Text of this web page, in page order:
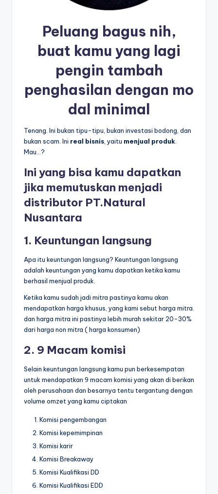
Peluang bagus nih,
buat kamu yang lagi
pengin tambah
penghasilan dengan mo
dal minimal
Tenang. Ini bukan tipu-tipu, bukan investasi bodong, dan
bukan scam. Ini real bisnis , yaitu menjual produk
Mau…?
Ini yang bisa kamu dapatkan
jika memutuskan menjadi
distributor PT.Natural
Nusantara
1. Keuntungan langsung
Apa itu keuntungan langsung? Keuntungan langsung
adalah keuntungan yang kamu dapatkan ketika kamu
berhasil menjual produk.
Ketika kamu sudah jadi mitra pastinya kamu akan
mendapatkan harga khusus, yang kami sebut harga mitra.
dan harga mitra ini pastinya lebih murah sekitar 20-30%
dari harga non mitra ( harga konsumen)
2. 9 Macam komisi
Selain keuntungan langsung kamu pun berkesempatan
untuk mendapatkan 9 macam komisi yang akan di berikan
oleh perusahaan dan besarnya tentu tergantung dengan
volume omzet yang kamu ciptakan
Komisi pengembangan
Komisi kepemimpinan
Komisi karir
Komisi Breakaway
Komisi Kualifikasi DD
Komisi Kualifikasi EDD